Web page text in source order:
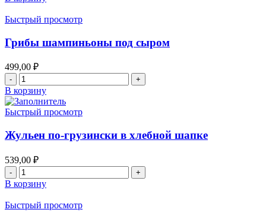
Баранина
по-
кахетийски
Быстрый просмотр
Грибы шампиньоны под сыром
499,00 ₽
Количество
товара
Грибы
шампиньоны
под
сыром
В корзину
Быстрый просмотр
Жульен по-грузински в хлебной шапке
539,00 ₽
Количество
товара
Жульен
по-
грузински
В корзину
Быстрый просмотр